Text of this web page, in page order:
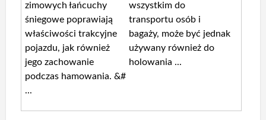
zimowych łańcuchy
śniegowe poprawiają
właściwości trakcyjne
pojazdu, jak również
jego zachowanie
podczas hamowania. &#
...
wszystkim do
transportu osób i
bagaży, może być jednak
używany również do
holowania ...